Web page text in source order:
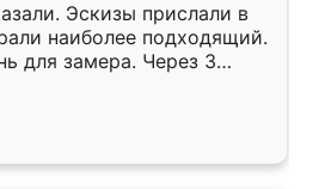
Эскизы прислали в
наиболее подходящий.
для замера. Через 3
уже готова. Остались
Спасибо Ренессанс
работу!